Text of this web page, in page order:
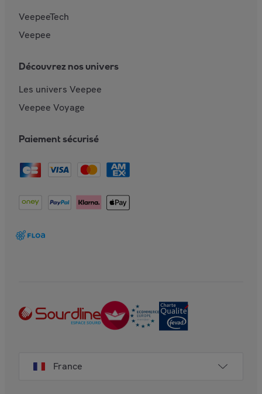
VeepeeTech
Veepee
Découvrez nos univers
Les univers Veepee
Veepee Voyage
Paiement sécurisé
France